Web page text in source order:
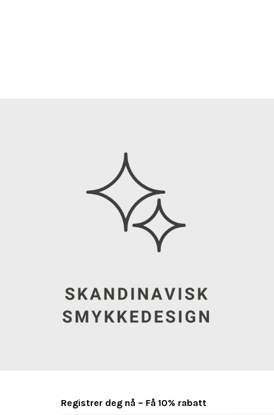
Registrer deg nå – Få 10% rabatt